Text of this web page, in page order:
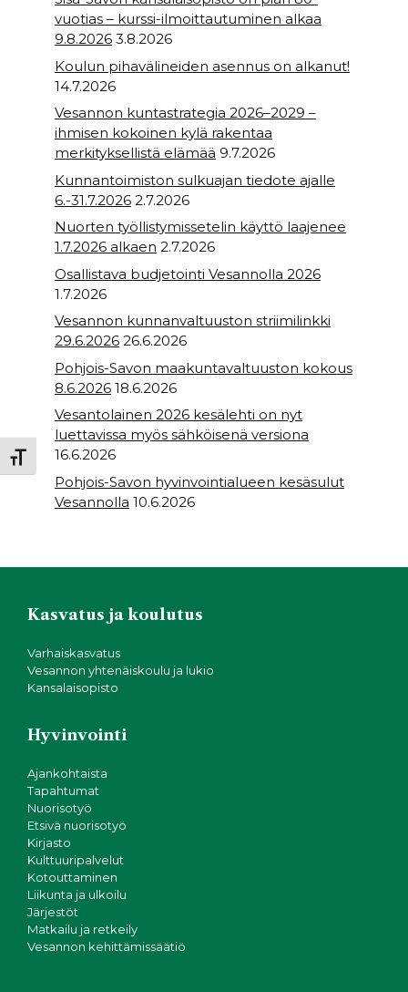
Toggle Font size
vuotias – kurssi-ilmoittautuminen alkaa
9.8.2026 3.8.2026
Koulun pihavälineiden asennus on alkanut!
14.7.2026
Vesannon kuntastrategia 2026–2029 –
ihmisen kokoinen kylä rakentaa
merkityksellistä elämää 9.7.2026
Kunnantoimiston sulkuajan tiedote ajalle
6.-31.7.2026 2.7.2026
Nuorten työllistymissetelin käyttö laajenee
1.7.2026 alkaen 2.7.2026
Osallistava budjetointi Vesannolla 2026
1.7.2026
Vesannon kunnanvaltuuston striimilinkki
29.6.2026 26.6.2026
Pohjois-Savon maakuntavaltuuston kokous
8.6.2026 18.6.2026
Vesantolainen 2026 kesälehti on nyt
luettavissa myös sähköisenä versiona
16.6.2026
Pohjois-Savon hyvinvointialueen kesäsulut
Vesannolla 10.6.2026
Kasvatus ja koulutus
Varhaiskasvatus
Vesannon yhtenäiskoulu ja lukio
Kansalaisopisto
Hyvinvointi
Ajankohtaista
Tapahtumat
Nuorisotyö
Etsivä nuorisotyö
Kirjasto
Kulttuuripalvelut
Kotouttaminen
Liikunta ja ulkoilu
Järjestöt
Matkailu ja retkeily
Vesannon kehittämissäätiö